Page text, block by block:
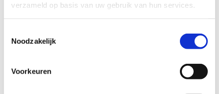
verzameld op basis van uw gebruik van hun services.
Noodzakelijk
Voorkeuren
Jouw vraag